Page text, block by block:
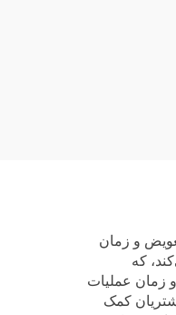
و زمان
که
زمان عملیات
کمک